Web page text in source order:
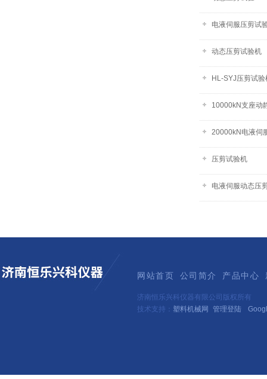
电液伺服压剪试
动态压剪试验机
HL-SYJ压剪试验
10000kN支座动
20000kN电液伺
压剪试验机
电液伺服动态压
网站首页 公司简介 产品中心
济南恒乐兴科仪器有限公司版权所有
技术支持： 塑料机械网 管理登陆